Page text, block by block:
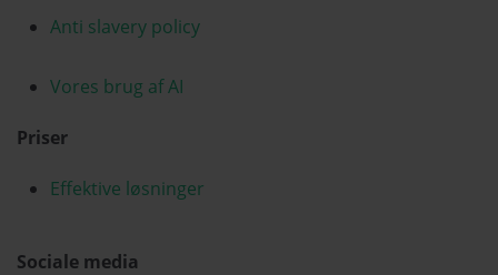
Anti slavery policy
Vores brug af AI
Priser
Effektive løsninger
Sociale media